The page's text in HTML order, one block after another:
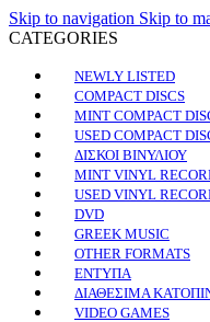
Skip to navigation Skip to
CATEGORIES
NEWLY LISTED
COMPACT DISCS
MINT COMPACT
USED COMPACT
ΔΙΣΚΟΙ ΒΙΝΥΛΙΟΥ
MINT VINYL
USED VINYL
DVD
GREEK MUSIC
OTHER FORMATS
ΕΝΤΥΠΑ
ΔΙΑΘΕΣΙΜΑ
VIDEO GAMES